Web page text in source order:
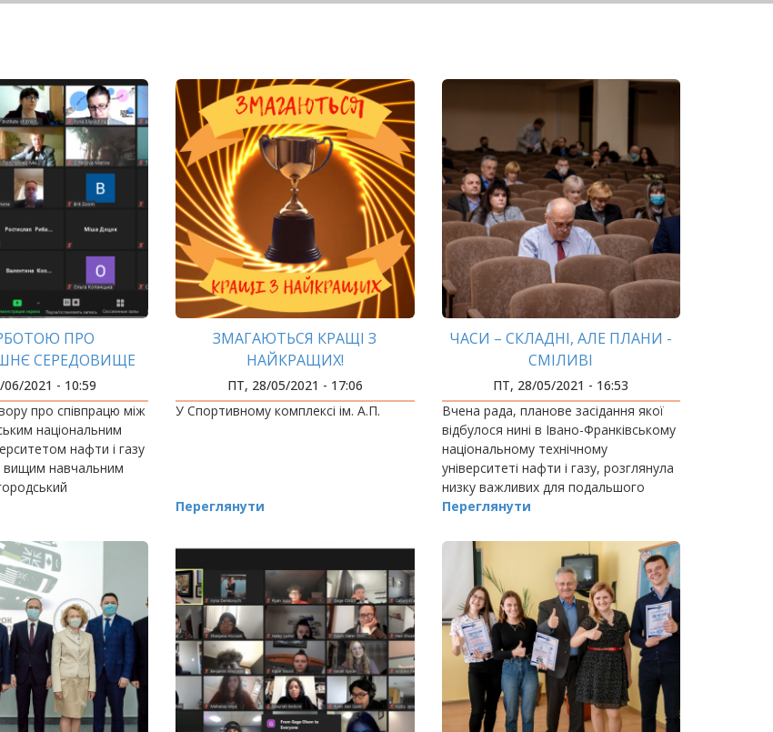
ПРО
СЕРЕДОВИЩЕ
2021 - 10:59
про співпрацю між
національним
нафти і газу
навчальним
що
ЗМАГАЮТЬСЯ КРАЩІ З
НАЙКРАЩИХ!
ПТ, 28/05/2021 - 17:06
У Спортивному комплексі ім. А.П.
Переглянути
ЧАСИ – СКЛАДНІ, АЛЕ ПЛАНИ -
СМІЛИВІ
ПТ, 28/05/2021 - 16:53
Вчена рада, планове засідання якої
відбулося нині в Івано-Франківському
національному технічному
університеті нафти і газу, розглянула
низку важливих для подальшого
розвитку освітнього закладу питань.
Переглянути